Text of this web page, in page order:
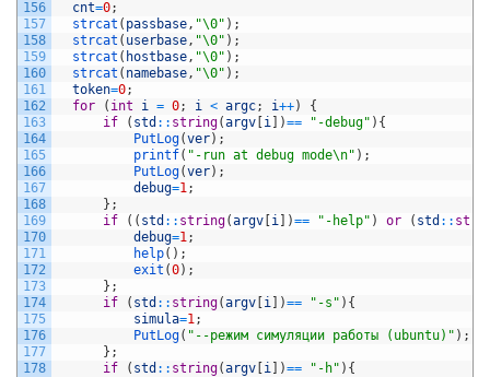
156
157
158
159
160
161
162
163
164
165
166
167
168
169
170
171
172
173
174
175
176
177
178
cnt=0;
strcat ( passbase, "\0" ) ;
strcat ( userbase, "\0" ) ;
strcat ( hostbase, "\0" ) ;
strcat ( namebase, "\0" ) ;
token=0;
for
( int i = 0; i < argc; i++)
{
if
( std :: string(argv i )== "-debug" ) {
PutLog(ver) ;
printf( "-run at debug mode\n" ) ;
PutLog(ver) ;
debug=1;
} ;
if
( ( std :: string(argv i )== "-help" ) or ( std ::
debug=1;
help( ) ;
exit (0) ;
} ;
if
( std :: string(argv i )== "-s" ) {
simula=1;
PutLog( "--режим симуляции работы (ubuntu)" ) ;
} ;
if
( std :: string(argv i )== "-h" ) {